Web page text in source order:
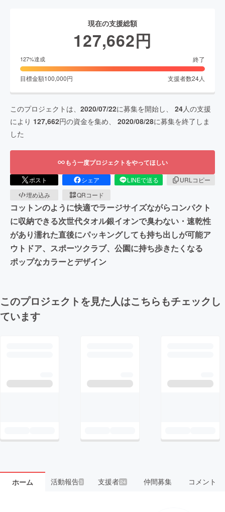
現在の支援総額
127,662円
127%達成 終了
目標金額100,000円 支援者数24人
このプロジェクトは、 2020/07/22に募集を開始し、 24人の支援
により 127,662円の資金を集め、 2020/08/28に募集を終了しま
した
もう一度プロジェクトをやってほしい
ポスト シェア LINEで送る
URLコピー
埋め込み
QRコード
コットンのように快適でラージサイズながらコンパクト
に収納できる次世代タオル銀イオンで臭わない・速乾性
があり濡れた直後にパッキングしても持ち出しが可能ア
ウトドア、スポーツクラブ、公園に持ち歩きたくなる
ポップなカラーとデザイン
このプロジェクトを見た人はこちらもチェックし
ています
ホーム 活動報告3 支援者24 仲間募集 コメント